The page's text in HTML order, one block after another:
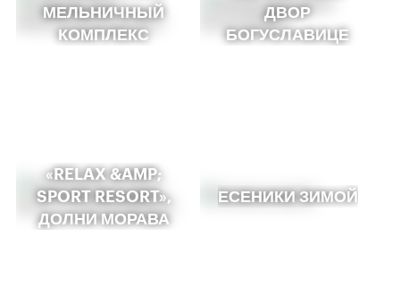
МЕЛЬНИЧНЫЙ
КОМПЛЕКС
ДВОР
БОГУСЛАВИЦЕ
«RELAX &AMP;
SPORT RESORT»,
ДОЛНИ МОРАВА
ЕСЕНИКИ ЗИМОЙ